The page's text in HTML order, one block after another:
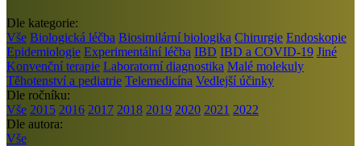
Dle kategorie:
Vše Biologická léčba Biosimilární biologika Chirurgie Endoskopie
Epidemiologie Experimentální léčba IBD IBD a COVID-19 Jiné
Konvenční terapie Laboratorní diagnostika Malé molekuly
Těhotenství a pediatrie Telemedicína Vedlejší účinky
Dle ročníku:
Vše 2015 2016 2017 2018 2019 2020 2021 2022
Dle autora:
Vše